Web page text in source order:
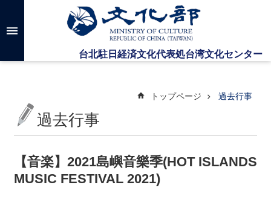
メインのコンテンツブロックにジャンプします
高
検
台
セ
トップページ 過去行事
過去行事
【音楽】2021島嶼音樂季(HOT ISLANDS
MUSIC FESTIVAL 2021)